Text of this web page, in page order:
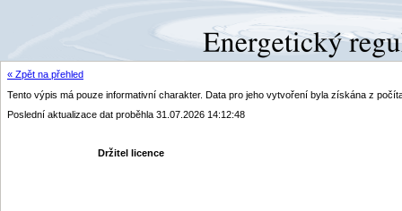
« Zpět na přehled
Tento výpis má pouze informativní charakter. Data pro jeho vytvoření byla získána z
Poslední aktualizace dat proběhla 31.07.2026 14:12:48
Držitel licence